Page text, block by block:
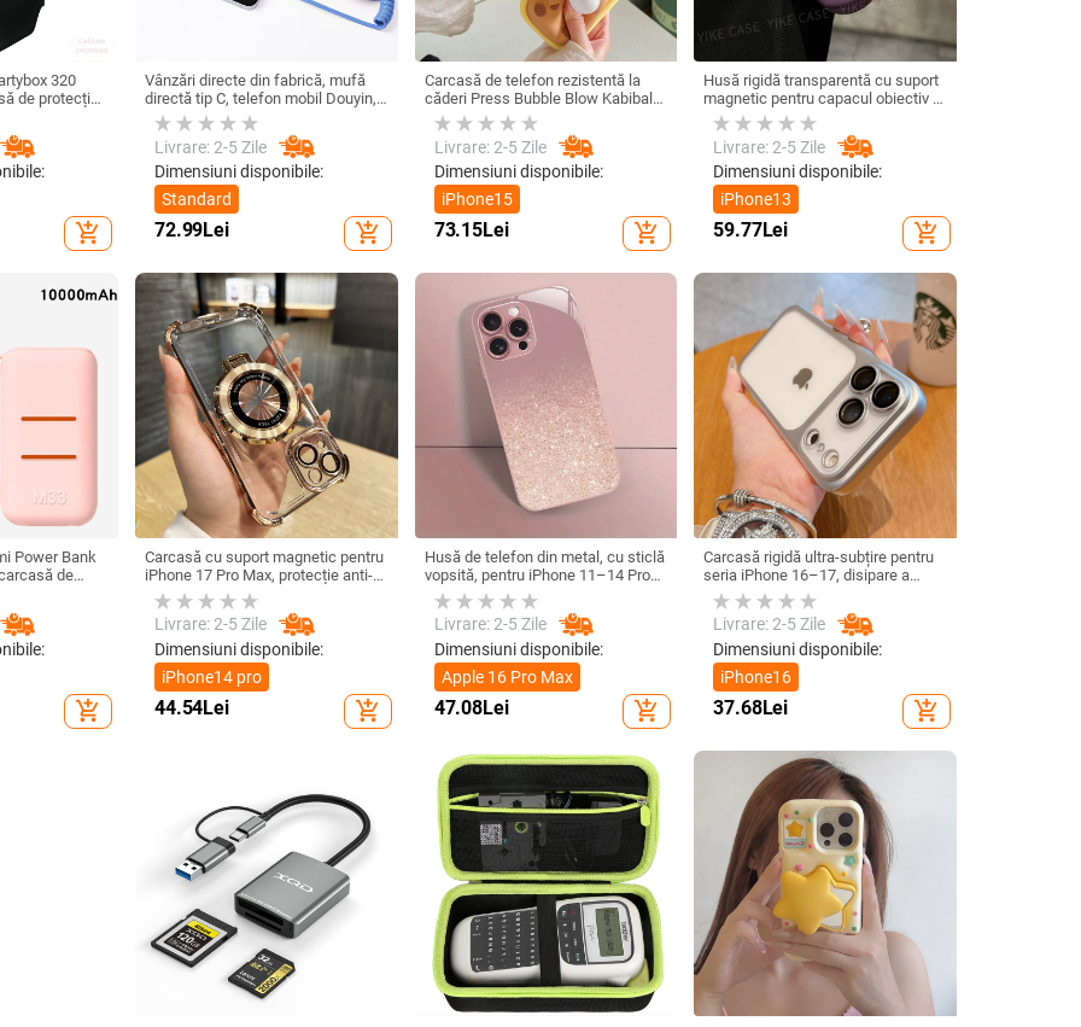
320
de protecție
Carcasă
add_shopping_cart
Vânzări directe din fabrică, mufă
directă tip C, telefon mobil Douyin,
internet celebru, telefon mobil,
microfon electric, port C, căști cu
fir, cască
Livrare: 2-5 Zile
Dimensiuni disponibile:
Standard
72.99Lei add_shopping_cart
Carcasă de telefon rezistentă la
căderi Press Bubble Blow Kabibala
pentru iPhone 15, pentru Apple 12
13/14Pro Max 11
Livrare: 2-5 Zile
Dimensiuni disponibile:
iPhone15
73.15Lei add_shopping_cart
Husă rigidă transparentă cu suport
magnetic pentru capacul obiectiv –
pentru iPhone 17 Pro Max
Livrare: 2-5 Zile
Dimensiuni disponibile:
iPhone13
59.77Lei add_shopping_cart
Power Bank
de
10000mA,
Power Bank
add_shopping_cart
Carcasă cu suport magnetic pentru
iPhone 17 Pro Max, protecție anti-
cadere la cele patru colțuri, finisaj
electroplacat din acrilic
Livrare: 2-5 Zile
Dimensiuni disponibile:
iPhone14 pro
44.54Lei add_shopping_cart
Husă de telefon din metal, cu sticlă
vopsită, pentru iPhone 11–14 Pro
Max, disipare căldură, model YK263
Livrare: 2-5 Zile
Dimensiuni disponibile:
Apple 16 Pro Max
47.08Lei add_shopping_cart
Carcasă rigidă ultra-subțire pentru
seria iPhone 16–17, disipare a
căldurii, protecție totală, anti-
cadere și rezistență la amprente
Livrare: 2-5 Zile
Dimensiuni disponibile:
iPhone16
37.68Lei add_shopping_cart